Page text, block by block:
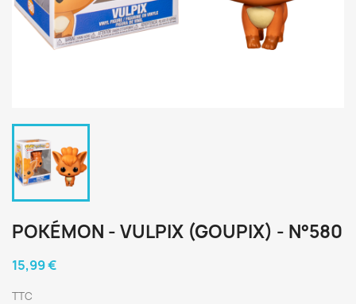
POKÉMON - VULPIX (GOUPIX) - N°580
15,99 €
TTC